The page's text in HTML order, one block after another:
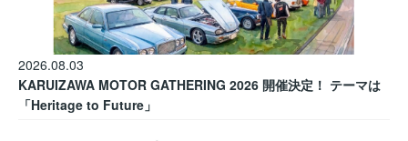
2026.08.03
KARUIZAWA MOTOR GATHERING 2026 開催決定！ テーマは
「Heritage to Future」